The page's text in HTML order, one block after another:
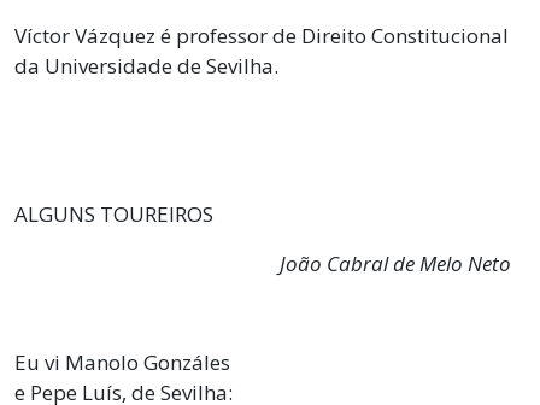
Víctor Vázquez é professor de Direito Constitucional
da Universidade de Sevilha.
ALGUNS TOUREIROS
João Cabral de Melo Neto
Eu vi Manolo Gonzáles
e Pepe Luís, de Sevilha: